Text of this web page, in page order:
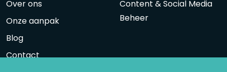
Over ons
Onze aanpak
Blog
Contact
Content & Social Media
Beheer